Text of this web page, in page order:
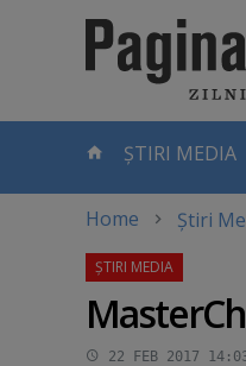
CURENTĂ
ȘTIRI MEDIA
Home Știri
22 FEB 2017